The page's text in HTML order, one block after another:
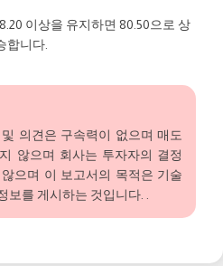
이상을 유지하면 80.50으로 상
합니다.
의견은 구속력이 없으며 매도
않으며 회사는 투자자의 결정
으며 이 보고서의 목적은 기술
를 게시하는 것입니다. .